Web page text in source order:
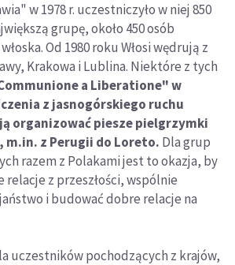
w 1978 r. uczestniczyło w niej 850
grupę, około 450 osób
Od 1980 roku Włosi wędrują z
Krakowa i Lublina. Niektóre z tych
a Liberatione" w
z jasnogórskiego ruchu
organizować piesze pielgrzymki
m.in. z Perugii do Loreto. Dla grup
razem z Polakami jest to okazja, by
z przeszłości, wspólnie
i budować dobre relacje na
uczestników pochodzących z krajów,